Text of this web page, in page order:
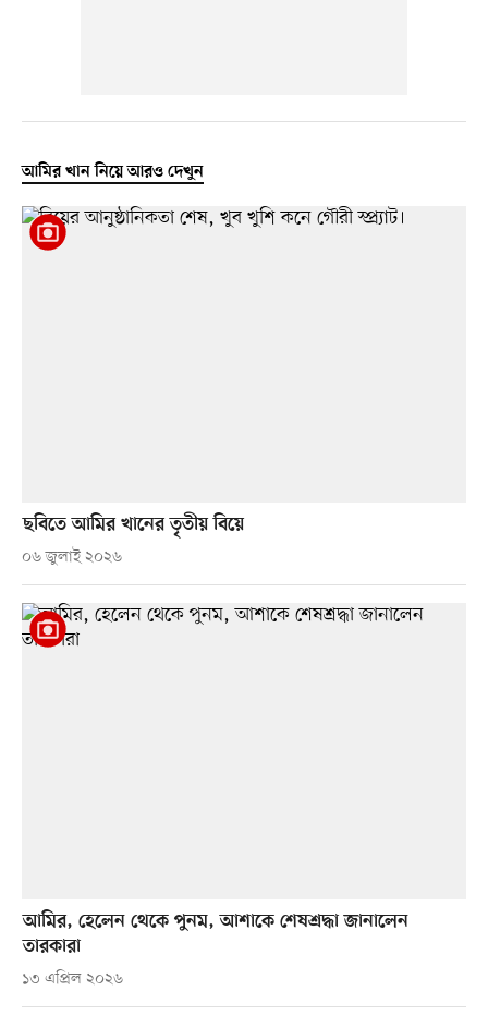
আমির খান নিয়ে আরও দেখুন
ছবিতে আমির খানের তৃতীয় বিয়ে
০৬ জুলাই ২০২৬
আমির, হেলেন থেকে পুনম, আশাকে শেষশ্রদ্ধা জানালেন
তারকারা
১৩ এপ্রিল ২০২৬